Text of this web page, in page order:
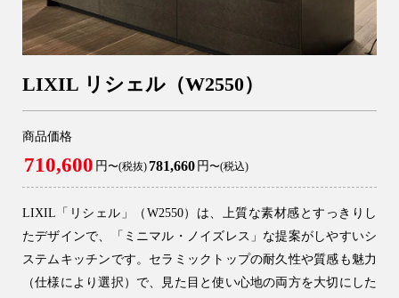
LIXIL リシェル（W2550）
商品価格
710,600 円〜(税抜) 781,660 円〜(税込)
LIXIL「リシェル」（W2550）は、上質な素材感とすっきりし
たデザインで、「ミニマル・ノイズレス」な提案がしやすいシ
ステムキッチンです。セラミックトップの耐久性や質感も魅力
（仕様により選択）で、見た目と使い心地の両方を大切にした